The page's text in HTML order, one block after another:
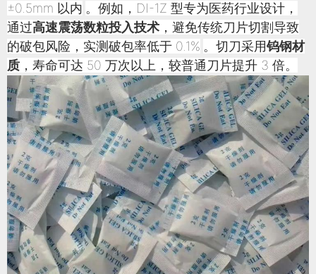
±0.5mm 以内 。例如，DI-1Z 型专为医药行业设计，
通过高速震荡数粒投入技术 ，避免传统刀片切割导致
的破包风险，实测破包率低于 0.1% 。切刀采用钨钢材
质 ，寿命可达 50 万次以上，较普通刀片提升 3 倍。